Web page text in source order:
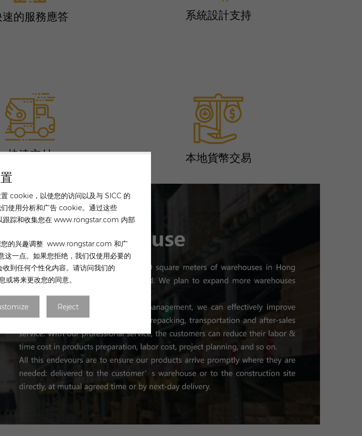
cookie，以使您的访问以及与 SICC 的
使用分析和广告 cookie。通过这些
跟踪和收集您在 www.rongstar.com 内部
您的兴趣调整 www.rongstar.com 和广
这一点。如果您拒绝，我们仅使用必要的
到任何个性化内容。请访问我们的
将来更改您的同意。
Reject
的服務應答 系統設計支持
快速交付 本地貨幣交易